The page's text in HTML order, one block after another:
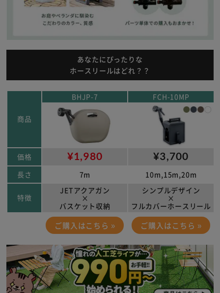
あなたにぴったりな
ホースリールはどれ？？
商品
BHJP-7 FCH-10MP
価格 ¥1,980 ¥3,700
長さ 7m 10m,15m,20m
特徴
JETアクアガン
×
バスケット収納
シンプルデザイン
×
フルカバーホースリール
ご購入はこちら » ご購入はこちら »